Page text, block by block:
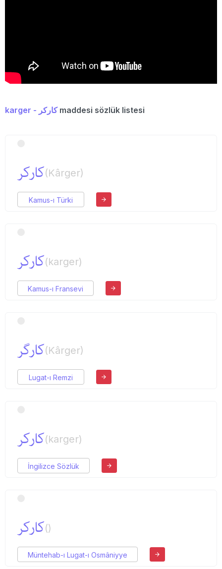
karger - كاركرmaddesi sözlük listesi
كاركر(Kârger)
Kamus-ı Türki
كاركر(karger)
Kamus-ı Fransevi
كارگر(Kârger)
Lugat-ı Remzi
كاركر(karger)
İngilizce Sözlük
كاركر()
Müntehab-ı Lugat-ı Osmâniyye